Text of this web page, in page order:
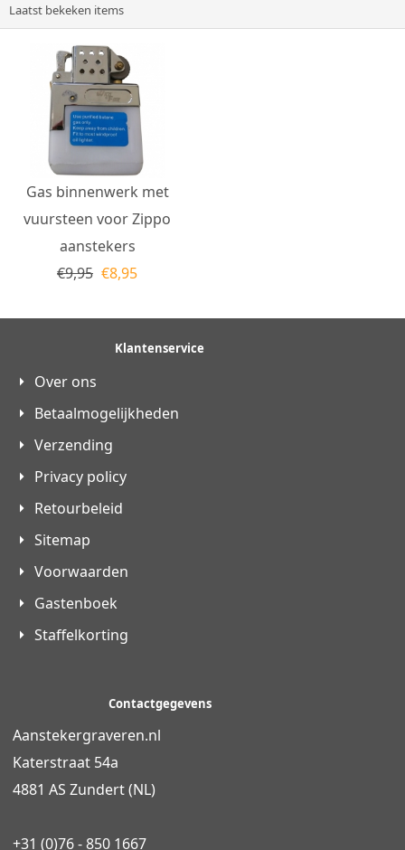
Laatst bekeken items
Gas binnenwerk met
vuursteen voor Zippo
aanstekers
€9,95 €8,95
Klantenservice
Over ons
Betaalmogelijkheden
Verzending
Privacy policy
Retourbeleid
Sitemap
Voorwaarden
Gastenboek
Staffelkorting
Contactgegevens
Aanstekergraveren.nl
Katerstraat 54a
4881 AS Zundert (NL)
+31 (0)76 - 850 1667